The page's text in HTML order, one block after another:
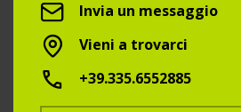
Invia un messaggio
Vieni a trovarci
+39.335.6552885